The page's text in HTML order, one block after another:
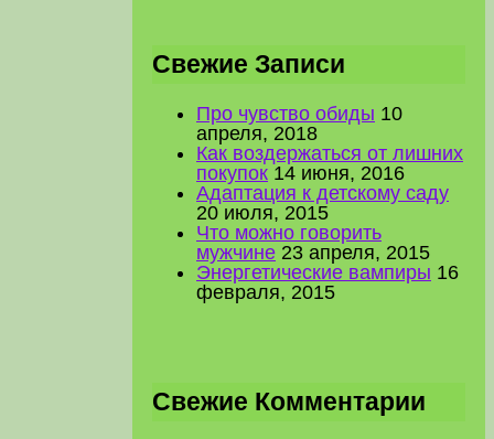
Свежие Записи
Про чувство обиды 10
апреля, 2018
Как воздержаться от лишних
покупок 14 июня, 2016
Адаптация к детскому саду
20 июля, 2015
Что можно говорить
мужчине 23 апреля, 2015
Энергетические вампиры 16
февраля, 2015
Свежие Комментарии